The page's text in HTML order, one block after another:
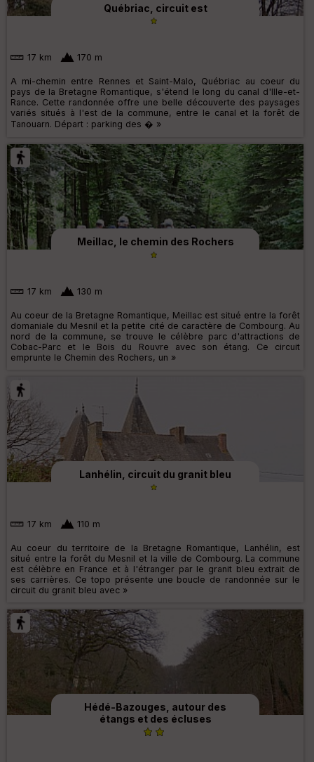
Québriac, circuit est
17 km 170 m
A mi-chemin entre Rennes et Saint-Malo, Québriac au coeur du
pays de la Bretagne Romantique, s'étend le long du canal d'Ille-et-
Rance. Cette randonnée offre une belle découverte des paysages
variés situés à l'est de la commune, entre le canal et la forêt de
Tanouarn. Départ : parking des � »
Meillac, le chemin des Rochers
17 km 130 m
Au coeur de la Bretagne Romantique, Meillac est situé entre la forêt
domaniale du Mesnil et la petite cité de caractère de Combourg. Au
nord de la commune, se trouve le célèbre parc d'attractions de
Cobac-Parc et le Bois du Rouvre avec son étang. Ce circuit
emprunte le Chemin des Rochers, un »
Lanhélin, circuit du granit bleu
17 km 110 m
Au coeur du territoire de la Bretagne Romantique, Lanhélin, est
situé entre la forêt du Mesnil et la ville de Combourg. La commune
est célèbre en France et à l'étranger par le granit bleu extrait de
ses carrières. Ce topo présente une boucle de randonnée sur le
circuit du granit bleu avec »
Hédé-Bazouges, autour des
étangs et des écluses